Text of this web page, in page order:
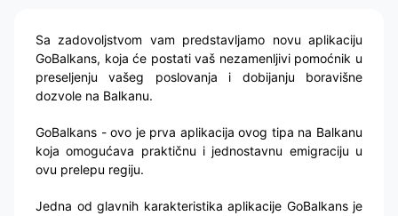
Sa zadovoljstvom vam predstavljamo novu aplikaciju
GoBalkans, koja će postati vaš nezamenljivi pomoćnik u
preseljenju vašeg poslovanja i dobijanju boravišne
dozvole na Balkanu.
GoBalkans - ovo je prva aplikacija ovog tipa na Balkanu
koja omogućava praktičnu i jednostavnu emigraciju u
ovu prelepu regiju.
Jedna od glavnih karakteristika aplikacije GoBalkans je